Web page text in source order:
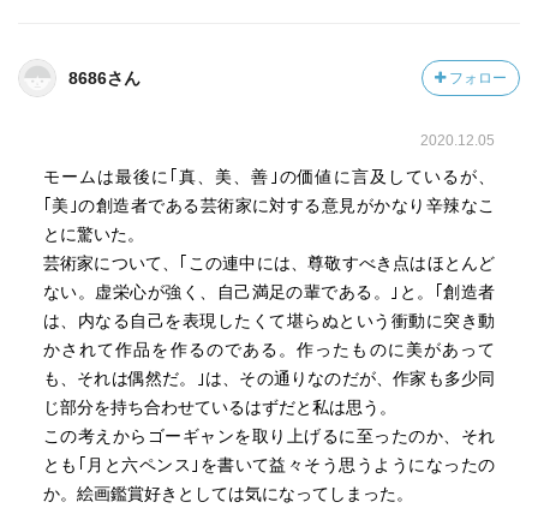
ういう意味であろうかと推測するしかないような場合も多
い。何しろ書き手が意図したことを表現できていないのだ
のか、はっきり分かっていないことである。自分が言いた
い内容について漠然とは見当がついているのだが、知力が
足りないか怠惰なため、頭の中できちんと論理的に整理で
きていないのだ。整理されていない考えでは正確な表現を
見出せないのは当然である。このような事態が生じるの
は、多くの著者が書き出す前でなく書きながら頭を使うか
らである。ペンが思想を生み出すのだ。このことで不都合
なのは、実際にものを書く者ならその危険に常に身構えて
いるべきなのだが、書かれた言葉が一種の魔力を持ってし
まうことだ。つまり観念はいったん言葉で書かれると立派
な実体を得たようになり、そうなると、もっと明朗に表現
しようとする試みの邪魔になるのだ。この種の曖昧さはす
8686さん フォロー
2020.12.05
モームは最後に｢真、美、善｣の価値に言及しているが、
｢美｣の創造者である芸術家に対する意見がかなり辛辣なこ
とに驚いた。
芸術家について、｢この連中には、尊敬すべき点はほとんど
ない。虚栄心が強く、自己満足の輩である。｣と。｢創造者
は、内なる自己を表現したくて堪らぬという衝動に突き動
かされて作品を作るのである。作ったものに美があって
も、それは偶然だ。｣は、その通りなのだが、作家も多少同
じ部分を持ち合わせているはずだと私は思う。
この考えからゴーギャンを取り上げるに至ったのか、それ
とも｢月と六ペンス｣を書いて益々そう思うようになったの
か。絵画鑑賞好きとしては気になってしまった。